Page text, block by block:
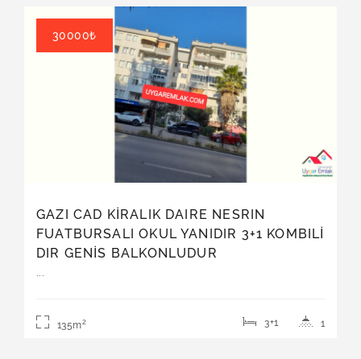
30000₺
GAZI CAD KİRALIK DAIRE NESRIN
FUATBURSALI OKUL YANIDIR 3+1 KOMBILİ
DIR GENİS BALKONLUDUR
ASANSÖRLÜDÜR
135m2 1
3+1